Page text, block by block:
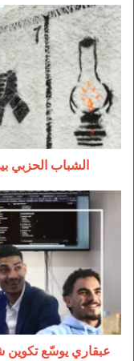
الشباب
الحزبي
بين
الفراغ
السياسي
وتسويق
الواجهة
الشباب الحزبي
عبقاري
يوسّع
شباب
البام
عبر
المملكة
في
دورة
مكثفة
عبقاري يوسّع تكوين